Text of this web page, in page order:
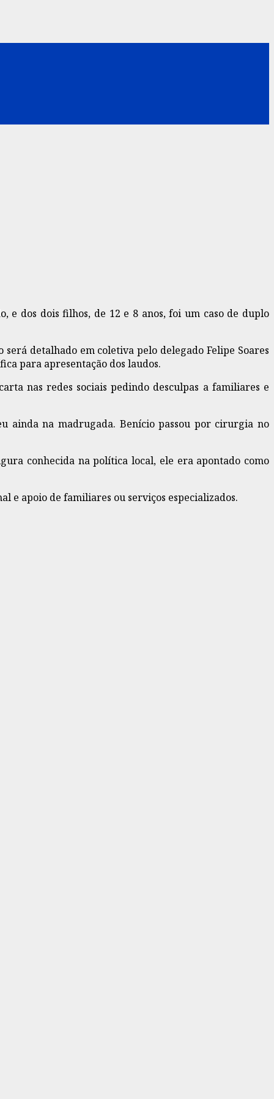
e dos dois filhos, de 12 e 8 anos, foi um caso de duplo
detalhado em coletiva pelo delegado Felipe Soares
para apresentação dos laudos.
nas redes sociais pedindo desculpas a familiares e
ainda na madrugada. Benício passou por cirurgia no
conhecida na política local, ele era apontado como
e apoio de familiares ou serviços especializados.